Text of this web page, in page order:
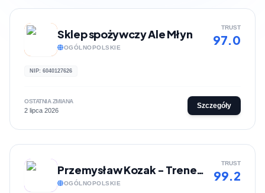
Sklep spożywczy Ale Młyn
OGÓLNOPOLSKIE
TRUST
97.0
NIP: 6040127626
OSTATNIA ZMIANA
2 lipca 2026
Szczegóły
Przemysław Kozak - Trener i dietetyk online
OGÓLNOPOLSKIE
TRUST
99.2